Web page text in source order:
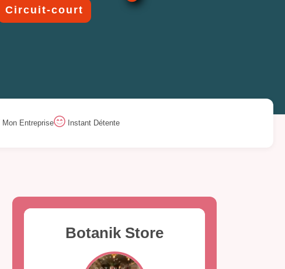
Circuit-court
Mon Entreprise Instant Détente
Botanik Store